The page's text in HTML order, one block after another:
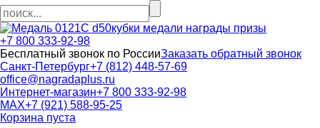
кубки медали награды призы
+7 800 333-92-98
Бесплатный звонок по РоссииЗаказать обратный звонок
Санкт-Петербург+7 (812) 448-57-69
office@nagradaplus.ru
Интернет-магазин+7 800 333-92-98
MAX+7 (921) 588-95-25
Корзина пуста